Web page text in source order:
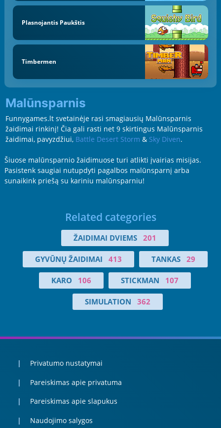
Plasnojantis Paukštis
Timbermen
Malūnsparnis
Funnygames.lt svetainėje rasi smagiausių Malūnsparnis
žaidimai rinkinį! Čia gali rasti net 9 skirtingus Malūnsparnis
žaidimai, pavyzdžiui, Battle Desert Storm & Sky Diven.
Šiuose malūnsparnio žaidimuose turi atlikti įvairias misijas.
Pasistenk saugiai nutupdyti pagalbos malūnsparnį arba
sunaikink priešą su kariniu malūnsparniu!
Related categories
ŽAIDIMAI DVIEMS 201
GYVŪNŲ ŽAIDIMAI 413 TANKAS 29
KARO 106 STICKMAN 107
SIMULATION 362
Privatumo nustatymai
Pareiskimas apie privatuma
Pareiskimas apie slapukus
Naudojimo salygos